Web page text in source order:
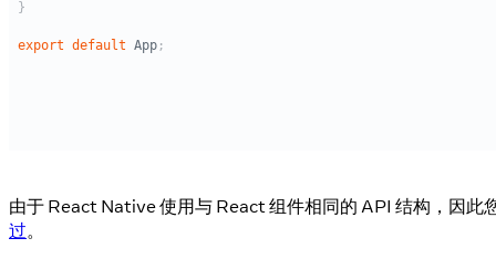
由于 React Native 使用与 React 组件相同的 API 结构，因此
过。